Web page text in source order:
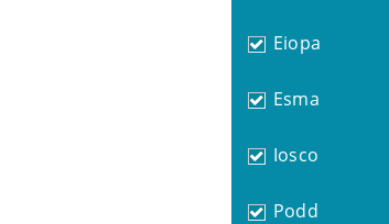
Eiopa
Esma
Iosco
Podd